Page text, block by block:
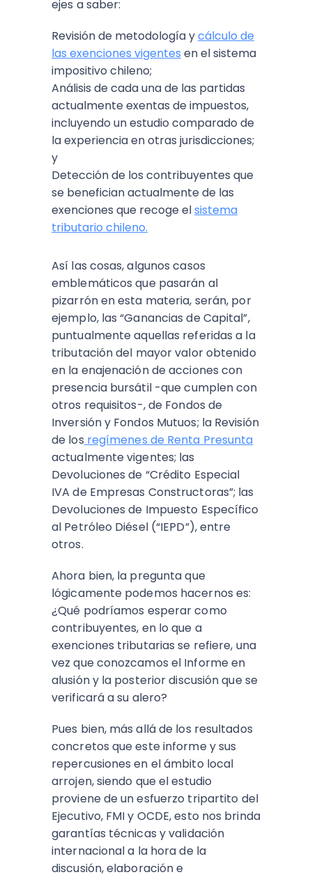
ejes a saber:
Revisión de metodología ycálculo de
las exenciones vigentes en el sistema
impositivo chileno;
Análisis de cada una de las partidas
actualmente exentas de impuestos,
incluyendo un estudio comparado de
la experiencia en otras jurisdicciones;
y
Detección de los contribuyentes que
se benefician actualmente de las
exenciones que recoge elsistema
tributario chileno.
Así las cosas, algunos casos
emblemáticos que pasarán al
pizarrón en esta materia, serán, por
ejemplo, las “Ganancias de Capital”,
puntualmente aquellas referidas a la
tributación del mayor valor obtenido
en la enajenación de acciones con
presencia bursátil -que cumplen con
otros requisitos-, de Fondos de
Inversión y Fondos Mutuos; la Revisión
de los regímenes de Renta Presunta
actualmente vigentes; las
Devoluciones de “Crédito Especial
IVA de Empresas Constructoras”; las
Devoluciones de Impuesto Específico
al Petróleo Diésel (“IEPD”), entre
otros.
Ahora bien, la pregunta que
lógicamente podemos hacernos es:
¿Qué podríamos esperar como
contribuyentes, en lo que a
exenciones tributarias se refiere, una
vez que conozcamos el Informe en
alusión y la posterior discusión que se
verificará a su alero?
Pues bien, más allá de los resultados
concretos que este informe y sus
repercusiones en el ámbito local
arrojen, siendo que el estudio
proviene de un esfuerzo tripartito del
Ejecutivo, FMI y OCDE, esto nos brinda
garantías técnicas y validación
internacional a la hora de la
discusión, elaboración e